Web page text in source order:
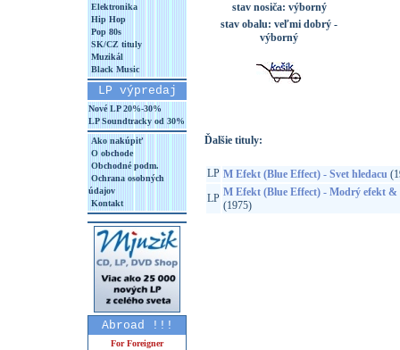
Elektronika
Hip Hop
Pop 80s
SK/CZ tituly
Muzikál
Black Music
LP výpredaj
Nové LP 20%-30%
LP Soundtracky od 30%
Ako nakúpiť
O obchode
Obchodné podm.
Ochrana osobných
údajov
Kontakt
Abroad !!!
For Foreigner
stav nosiča: výborný
stav obalu: veľmi dobrý -
výborný
Ďalšie tituly:
LP M Efekt (Blue Effect) - Svet hledacu
LP M Efekt (Blue Effect) - Modrý efekt
(1975)